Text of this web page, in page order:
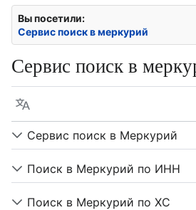
Вы посетили:
Сервис поиск в меркурий
Сервис поиск в
Язык
Сервис поиск в Меркурий
Поиск в Меркурий по ИНН
Поиск в Меркурий по ХС